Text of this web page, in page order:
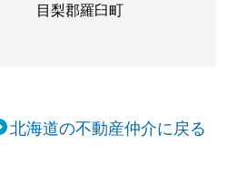
目梨郡羅臼町
北海道の不動産仲介に戻る